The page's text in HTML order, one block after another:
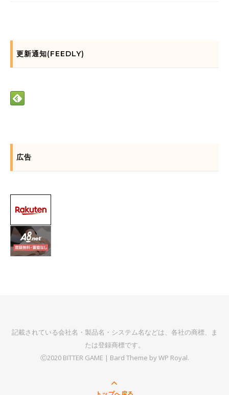
更新通知(FEEDLY)
広告
記載されている会社名・製品名・システム名などは、各社の商標、ま
たは登録商標です。
Ⓒ2020 BITTER GAME | Bard Theme byWP Royal.